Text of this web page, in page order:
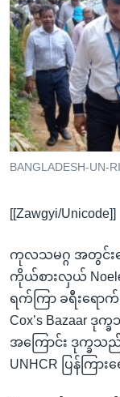
ရန်
ပင်မ
အ
ညွန်း
စာမျက်နှာ
သို့
ကျော်
ကြည့်
ရှာဖွေ
နေရာ
သို့
ကျော်
ရန်
မကြေးမုံရဲ့ အင်္ဂလိပ်
ရုပ်ရှင်ထဲက အင်္ဂလိ
သုတပဒေသာ အင်္ဂ
ရေဒီယို
တီဗွီ
ရေဒီယိုနှင့်ရုပ်သံ အ
ရေဒီယို/တီဗွီအစီအ
Learning English
ဗွီအိုအေ လူမှုကွန်ယက်မ
BANGLADESH-UN-
[[Zawgyi/Unicode]]
ကုလသမဂ္ဂ အတွင်းရ
ကိုယ်စားလှယ်
ရက်ကြာ ခရီးရော
Cox’s Bazaar
အကြောင်း ဒုက္ခသ
UNHCR ပြန်ကြာ